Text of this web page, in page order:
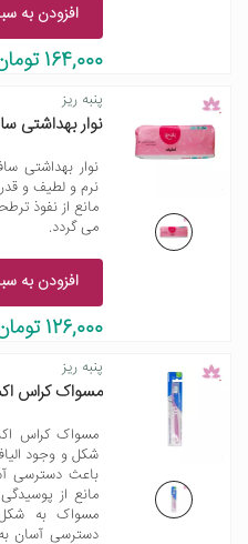
افزودن به
164,000 تومان
پنبه ریز
نوار بهداشتی
نوار بهداشتی
نرم و لطیف و
مانع از نفوذ
می گردد.
افزودن به
126,000 تومان
پنبه ریز
مسواک کراس اکشن
شکل و وجود
باعث دسترسی
مانع از
دسترسی آسان